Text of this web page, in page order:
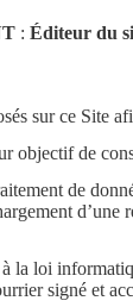
: Éditeur du
sur ce Site
objectif de
de
la loi
signé et